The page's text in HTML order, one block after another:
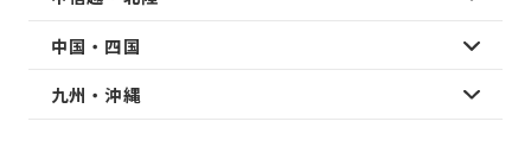
中国・四国
九州・沖縄